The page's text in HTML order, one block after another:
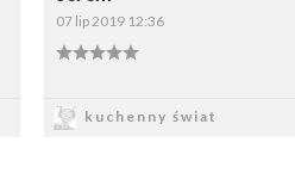
07 lip 2019 12:36
kuchenny świat